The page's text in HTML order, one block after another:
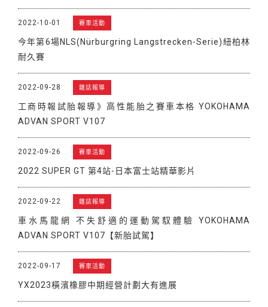
2022-10-01 賽車活動
今年第6場NLS(Nürburgring Langstrecken-Serie)紐柏林
耐久賽
2022-09-28 雜誌報導
工商時報試胎報導》高性能胎之賽車本格 YOKOHAMA
ADVAN SPORT V107
2022-09-26 賽車活動
2022 SUPER GT 第4站-日本富士站精華影片
2022-09-22 雜誌報導
車水馬龍網 不失舒適的運動駕馭體驗 YOKOHAMA
ADVAN SPORT V107【新胎試駕】
2022-09-17 賽車活動
YX2023橫濱橡膠中期經營計劃大有進展